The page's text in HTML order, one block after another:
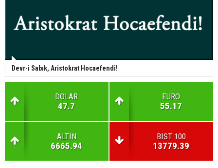
Devr-i Sabık, Aristokrat Hocaefendi!
DOLAR
47.7
EURO
55.17
ALTIN
6665.94
BIST 100
13779.39